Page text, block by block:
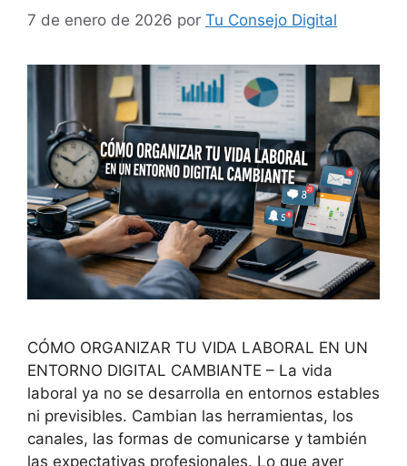
7 de enero de 2026 por Tu Consejo Digital
CÓMO ORGANIZAR TU VIDA LABORAL EN UN
ENTORNO DIGITAL CAMBIANTE – La vida
laboral ya no se desarrolla en entornos estables
ni previsibles. Cambian las herramientas, los
canales, las formas de comunicarse y también
las expectativas profesionales. Lo que ayer